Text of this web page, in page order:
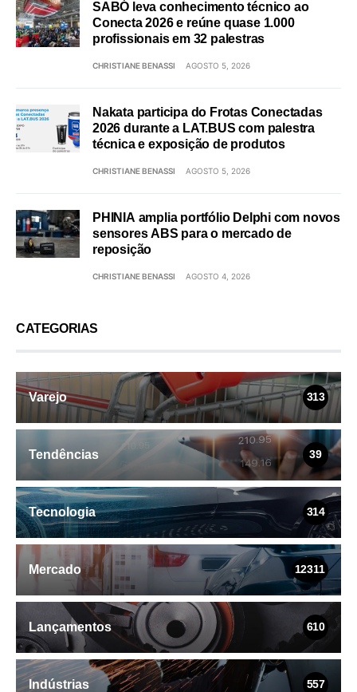
SABÓ leva conhecimento técnico ao
Conecta 2026 e reúne quase 1.000
profissionais em 32 palestras
CHRISTIANE BENASSI AGOSTO 5, 2026
Nakata participa do Frotas Conectadas
2026 durante a LAT.BUS com palestra
técnica e exposição de produtos
CHRISTIANE BENASSI AGOSTO 5, 2026
PHINIA amplia portfólio Delphi com novos
sensores ABS para o mercado de
reposição
CHRISTIANE BENASSI AGOSTO 4, 2026
CATEGORIAS
Varejo 313
Tendências 39
Tecnologia 314
Mercado 12311
Lançamentos 610
Indústrias 557